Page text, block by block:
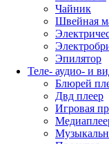
Чайник
Швейная
Эпилятор
Теле- аудио- и
Блюрей
Двд плеер
Игровая